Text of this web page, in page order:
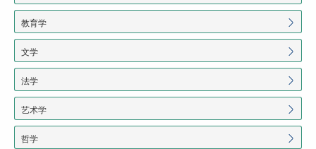
教育学
文学
法学
艺术学
哲学